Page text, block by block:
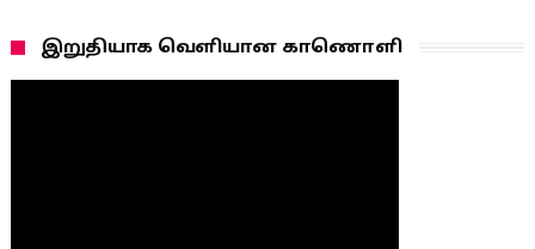
இறுதியாக வெளியான காணொளி